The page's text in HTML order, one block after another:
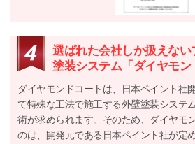
選ばれた会社しか扱えない
塗装システム「ダイヤモ
ダイヤモンドコートは、日本ペイント社
て特殊な工法で施工する外壁塗装システ
術が求められます。そのため、ダイヤモ
のは、開発元である日本ペイント社が定